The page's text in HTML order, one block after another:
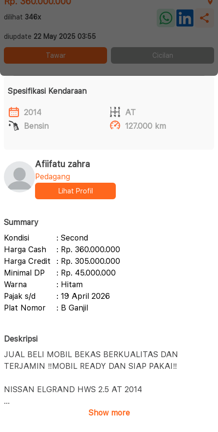
dilihat 346x
diupdate 22 May 2025 03:55
Tawar Cicilan
Spesifikasi Kendaraan
2014
AT
Bensin
127.000 km
Afiifatu zahra
Pedagang
Lihat Profil
Summary
Kondisi
: Second
Harga Cash
: Rp. 360.000.000
Harga Credit
: Rp. 305.000.000
Minimal DP
: Rp. 45.000.000
Warna
: Hitam
Pajak s/d
: 19 April 2026
Plat Nomor
: B Ganjil
Deskripsi
JUAL BELI MOBIL BEKAS BERKUALITAS DAN
TERJAMIN ‼️MOBIL READY DAN SIAP PAKAI‼️
NISSAN ELGRAND HWS 2.5 AT 2014
...
Show more